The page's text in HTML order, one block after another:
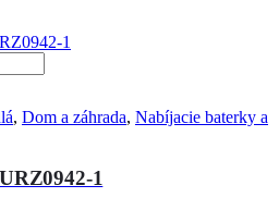
, Dom a záhrada, Nabíjacie baterky a
1